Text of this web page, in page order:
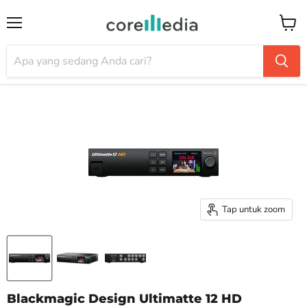
Tap untuk zoom
Blackmagic Design Ultimatte 12 HD